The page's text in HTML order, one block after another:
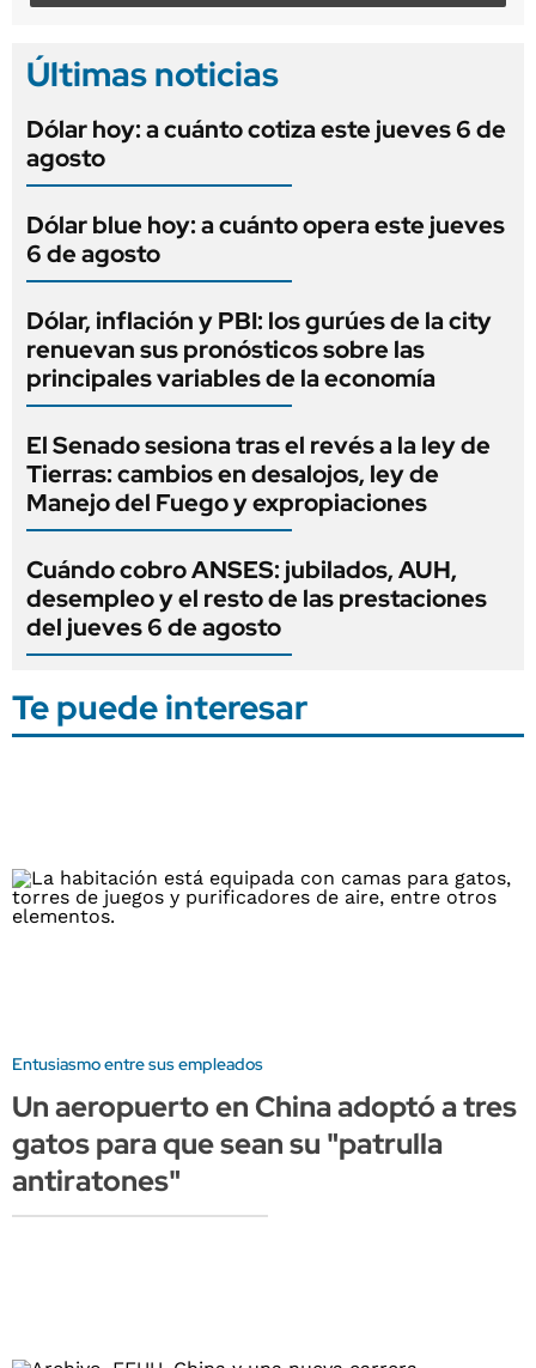
Últimas noticias
Dólar hoy: a cuánto cotiza este jueves 6 de
agosto
Dólar blue hoy: a cuánto opera este jueves
6 de agosto
Dólar, inflación y PBI: los gurúes de la city
renuevan sus pronósticos sobre las
principales variables de la economía
El Senado sesiona tras el revés a la ley de
Tierras: cambios en desalojos, ley de
Manejo del Fuego y expropiaciones
Cuándo cobro ANSES: jubilados, AUH,
desempleo y el resto de las prestaciones
del jueves 6 de agosto
Te puede interesar
Entusiasmo entre sus empleados
Un aeropuerto en China adoptó a tres
gatos para que sean su "patrulla
antiratones"